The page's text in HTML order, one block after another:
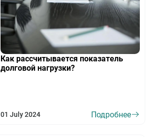
Как рассчитывается показатель
долговой нагрузки?
01 July 2024 Подробнее